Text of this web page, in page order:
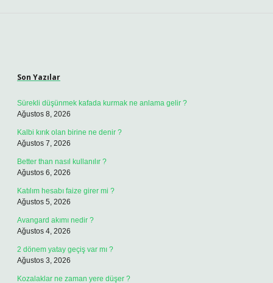
Son Yazılar
Sürekli düşünmek kafada kurmak ne anlama gelir ?
Ağustos 8, 2026
Kalbi kırık olan birine ne denir ?
Ağustos 7, 2026
Better than nasıl kullanılır ?
Ağustos 6, 2026
Katılım hesabı faize girer mi ?
Ağustos 5, 2026
Avangard akımı nedir ?
Ağustos 4, 2026
2 dönem yatay geçiş var mı ?
Ağustos 3, 2026
Kozalaklar ne zaman yere düşer ?